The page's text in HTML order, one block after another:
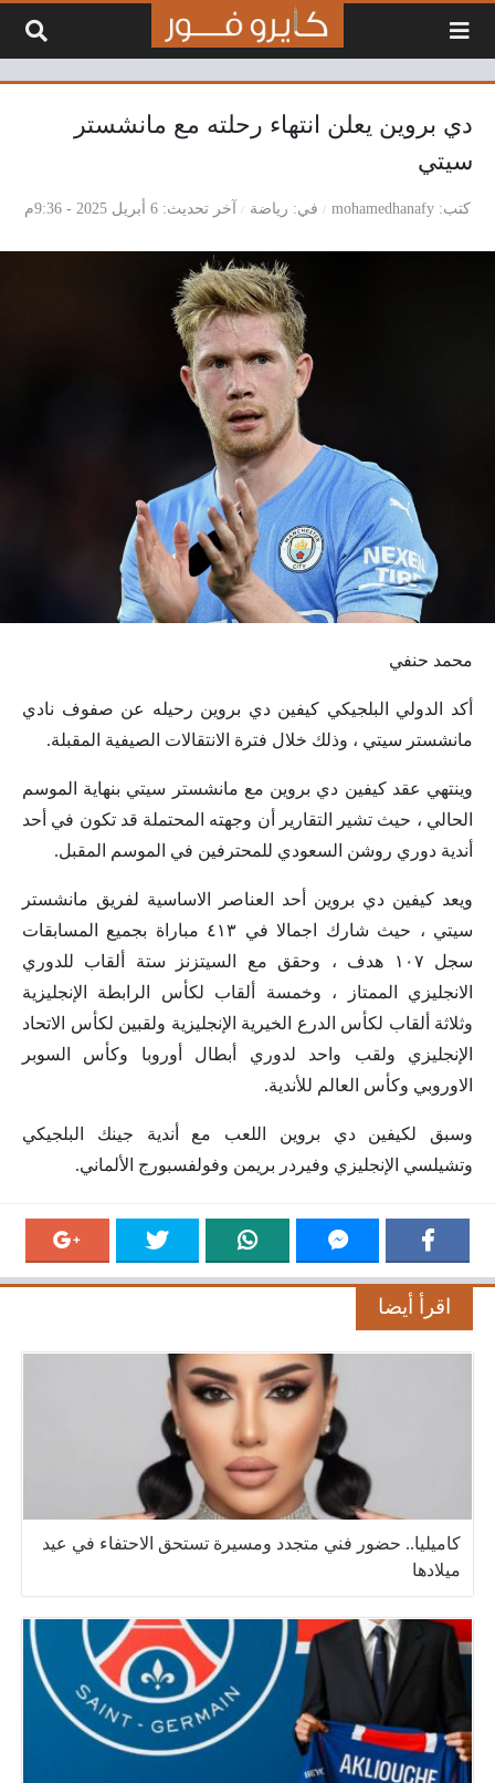
دي بروين يعلن انتهاء رحلته مع مانشستر
سيتي
كتب mohamedhanafy في رياضة آخر تحديث 6 أبريل 2025 - 9:36م
محمد حنفي
أكد الدولي البلجيكي كيفين دي بروين رحيله عن صفوف نادي
مانشستر سيتي ، وذلك خلال فترة الانتقالات الصيفية المقبلة.
وينتهي عقد كيفين دي بروين مع مانشستر سيتي بنهاية الموسم
الحالي ، حيث تشير التقارير أن وجهته المحتملة قد تكون في أحد
أندية دوري روشن السعودي للمحترفين في الموسم المقبل.
ويعد كيفين دي بروين أحد العناصر الاساسية لفريق مانشستر
سيتي ، حيث شارك اجمالا في ٤١٣ مباراة بجميع المسابقات
سجل ١٠٧ هدف ، وحقق مع السيتزنز ستة ألقاب للدوري
الانجليزي الممتاز ، وخمسة ألقاب لكأس الرابطة الإنجليزية
وثلاثة ألقاب لكأس الدرع الخيرية الإنجليزية ولقبين لكأس الاتحاد
الإنجليزي ولقب واحد لدوري أبطال أوروبا وكأس السوبر
الاوروبي وكأس العالم للأندية.
وسبق لكيفين دي بروين اللعب مع أندية جينك البلجيكي
وتشيلسي الإنجليزي وفيردر بريمن وفولفسبورج الألماني.
اقرأ أيضا
كاميليا.. حضور فني متجدد ومسيرة تستحق الاحتفاء في عيد
ميلادها